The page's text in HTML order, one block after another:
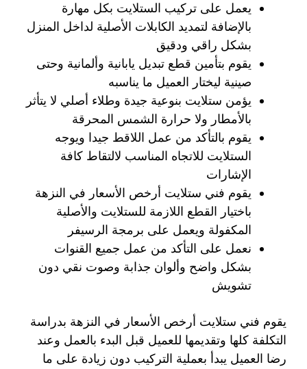
يعمل على تركيب الستلايت بكل مهارة
بالإضافة لتمديد الكابلات الأصلية لداخل المنزل
بشكل راقي ودقيق
يقوم بتأمين قطع تبديل يابانية وألمانية وحتى
صينية ليختار العميل ما يناسبه
يؤمن ستلايت بنوعية جيدة وطلاء أصلي لا يتأثر
بالأمطار ولا حرارة الشمس المحرقة
يقوم بالتأكد من عمل اللاقط جيدا ويوجه
الستلايت للاتجاه المناسب لالتقاط كافة
الإشارات
يقوم فني ستلايت أرخص الأسعار في النزهة
باختيار القطع اللازمة للستلايت والأصلية
المكفولة ويعمل على برمجة الرسيفر
نعمل على التأكد من عمل جميع القنوات
بشكل واضح وألوان جذابة وصوت نقي دون
تشويش
يقوم فني ستلايت أرخص الأسعار في النزهة بدراسة
التكلفة كلها وتقديمها للعميل قبل البدء بالعمل وعند
رضا العميل يبدأ بعملية التركيب دون زيادة على ما